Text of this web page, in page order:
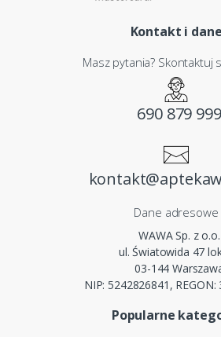
Kontakt i dane
Masz pytania? Skontaktuj
690 879 999
Dane adresowe
WAWA Sp. z o.o.
ul. Światowida 47
03-144
NIP: 5242826841, REGON:
Popularne